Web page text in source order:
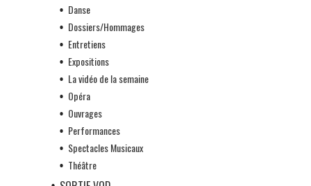
Danse
Dossiers/Hommages
Entretiens
Expositions
La vidéo de la semaine
Opéra
Ouvrages
Performances
Spectacles Musicaux
Théâtre